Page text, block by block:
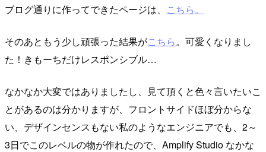
ブログ通りに作ってできたページは、 こちら。
そのあともう少し頑張った結果がこちら。可愛くなりまし
た！きもーちだけレスポンシブル…
なかなか大変ではありましたし、見て頂くと色々言いたいこ
とがあるのは分かりますが、フロントサイドほぼ分からな
い、デザインセンスもない私のようなエンジニアでも、2～
3日でこのレベルの物が作れたので、Amplify Studio なかな